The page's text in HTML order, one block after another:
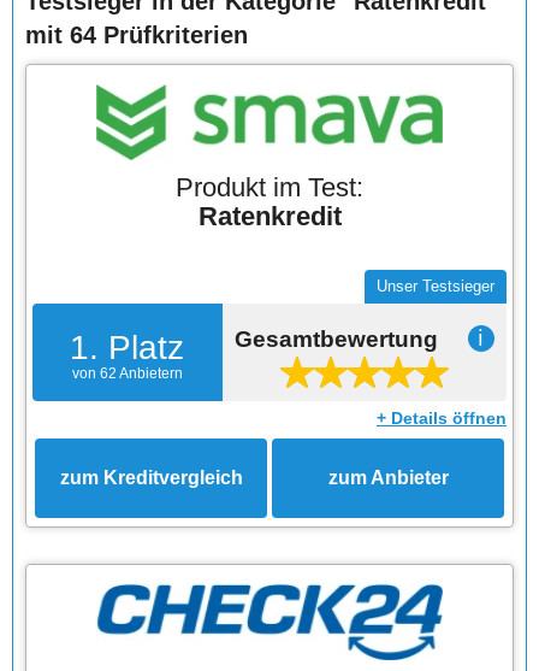
mit 64 Prüfkriterien
Produkt im Test:
Ratenkredit
1. Platz
von 62 Anbietern
Unser Testsieger
Gesamtbewertung ℹ
+ Details öffnen
zum Kreditvergleich zum Anbieter